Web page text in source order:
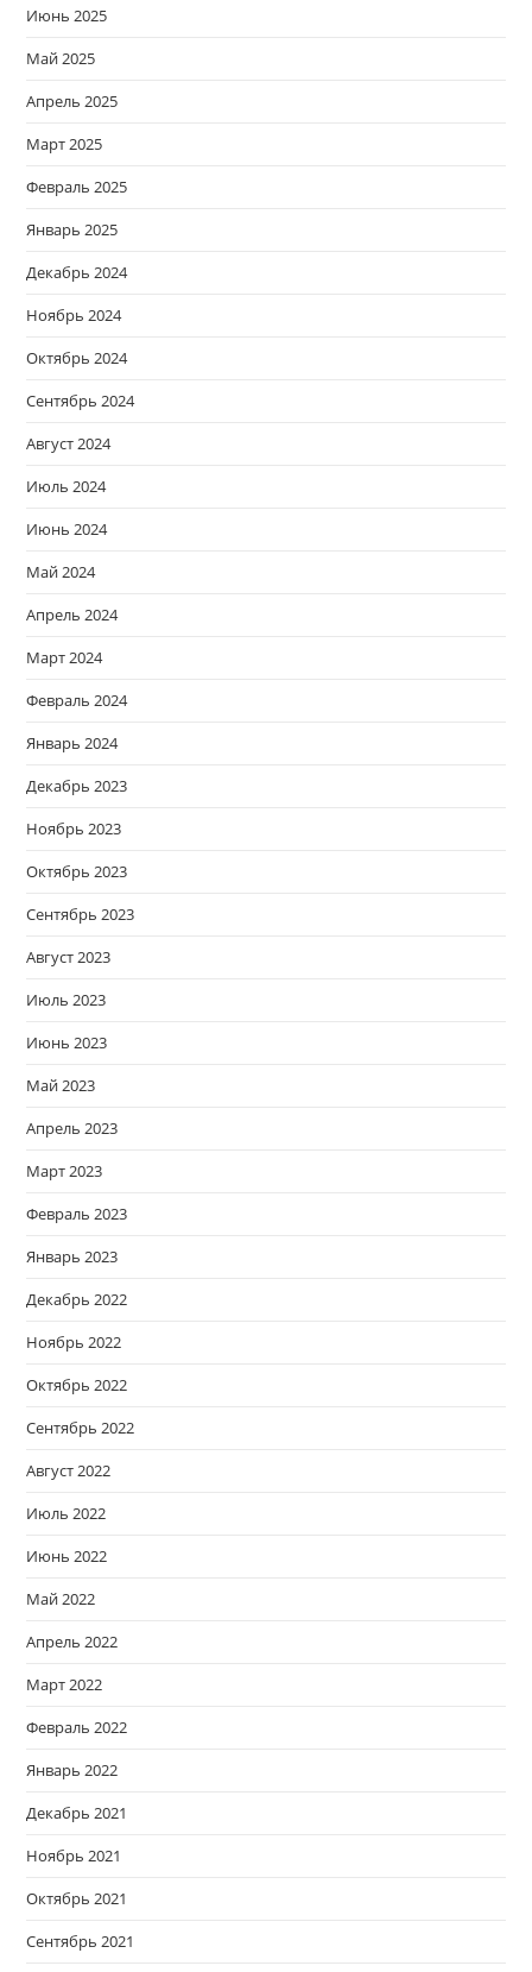
Июнь 2025
Май 2025
Апрель 2025
Март 2025
Февраль 2025
Январь 2025
Декабрь 2024
Ноябрь 2024
Октябрь 2024
Сентябрь 2024
Август 2024
Июль 2024
Июнь 2024
Май 2024
Апрель 2024
Март 2024
Февраль 2024
Январь 2024
Декабрь 2023
Ноябрь 2023
Октябрь 2023
Сентябрь 2023
Август 2023
Июль 2023
Июнь 2023
Май 2023
Апрель 2023
Март 2023
Февраль 2023
Январь 2023
Декабрь 2022
Ноябрь 2022
Октябрь 2022
Сентябрь 2022
Август 2022
Июль 2022
Июнь 2022
Май 2022
Апрель 2022
Март 2022
Февраль 2022
Январь 2022
Декабрь 2021
Ноябрь 2021
Октябрь 2021
Сентябрь 2021